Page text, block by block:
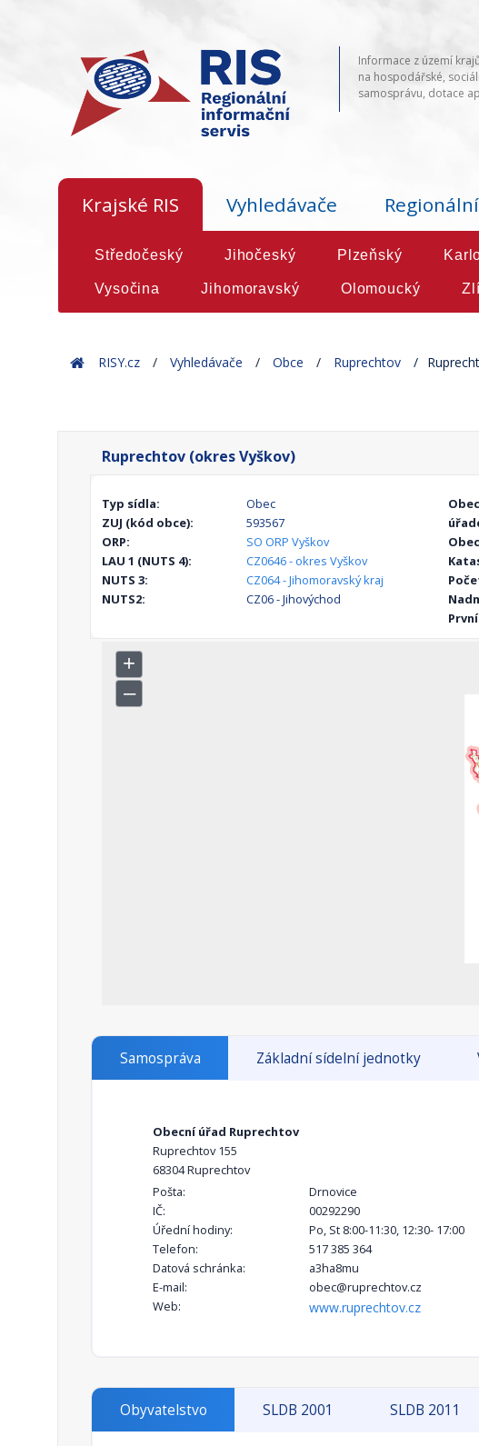
Informace z území
na hospodářské,
samosprávu, dotace
Krajské RIS Vyhledávače
Středočeský Jihočeský Plzeňský
Vysočina Jihomoravský Olomoucký
HomeRISY.cz Vyhledávače Obce Ruprechtov
Ruprechtov (okres Vyškov)
Typ sídla:
Obec
ZUJ (kód obce):
593567
ORP:
SO ORP Vyškov
LAU 1 (NUTS 4):
CZ0646 - okres Vyškov
NUTS 3:
CZ064 - Jihomoravský kraj
NUTS2:
CZ06 - Jihovýchod
Samospráva Základní sídelní jednotky
Obecní úřad Ruprechtov
Ruprechtov 155
68304 Ruprechtov
Pošta:
Drnovice
IČ:
00292290
Úřední hodiny:
Po, St 8:00-11:30, 12:30- 17:00
Telefon:
517 385 364
Datová schránka:
a3ha8mu
E-mail:
obec@ruprechtov.cz
Web:
www.ruprechtov.cz
Obyvatelstvo SLDB 2001 SLDB 2011